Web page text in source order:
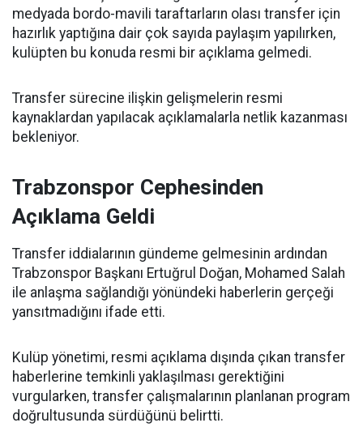
medyada bordo-mavili taraftarların olası transfer için
hazırlık yaptığına dair çok sayıda paylaşım yapılırken,
kulüpten bu konuda resmi bir açıklama gelmedi.
Transfer sürecine ilişkin gelişmelerin resmi
kaynaklardan yapılacak açıklamalarla netlik kazanması
bekleniyor.
Trabzonspor Cephesinden
Açıklama Geldi
Transfer iddialarının gündeme gelmesinin ardından
Trabzonspor Başkanı Ertuğrul Doğan, Mohamed Salah
ile anlaşma sağlandığı yönündeki haberlerin gerçeği
yansıtmadığını ifade etti.
Kulüp yönetimi, resmi açıklama dışında çıkan transfer
haberlerine temkinli yaklaşılması gerektiğini
vurgularken, transfer çalışmalarının planlanan program
doğrultusunda sürdüğünü belirtti.